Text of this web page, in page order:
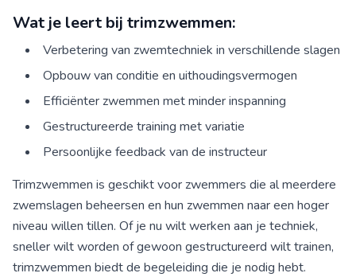
Wat je leert bij trimzwemmen:
Verbetering van zwemtechniek in verschillende slagen
Opbouw van conditie en uithoudingsvermogen
Efficiënter zwemmen met minder inspanning
Gestructureerde training met variatie
Persoonlijke feedback van de instructeur
Trimzwemmen is geschikt voor zwemmers die al meerdere
zwemslagen beheersen en hun zwemmen naar een hoger
niveau willen tillen. Of je nu wilt werken aan je techniek,
sneller wilt worden of gewoon gestructureerd wilt trainen,
trimzwemmen biedt de begeleiding die je nodig hebt.